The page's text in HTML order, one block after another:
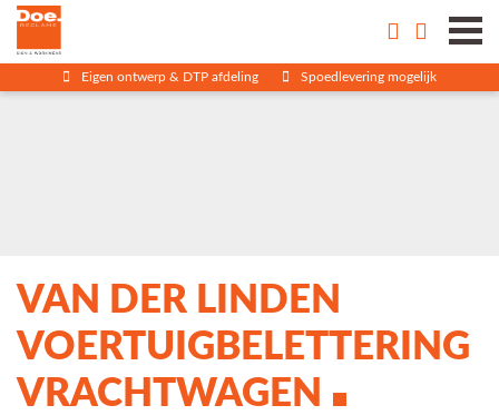
Eigen ontwerp & DTP afdeling Spoedlevering mogelijk
VAN DER LINDEN
VOERTUIGBELETTERING
VRACHTWAGEN